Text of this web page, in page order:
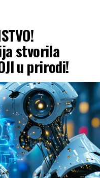
stvorila
u prirodi!